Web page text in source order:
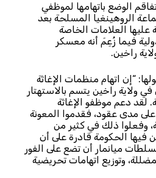
الوضع باتهامها لموظفي
الروهينغيا المسلحة بعد
عليها العلامات الخاصة
فيما زُعِمَ أنه معسكر
راخين.
“إن اتهام منظمات الإغاثة
ولاية راخين يتسم بالاستهتار
لقد دعم موظفو الإغاثة
على مدى عقود، فقدموا المعونة
وفعلوا ذلك في كثير من
فيها الحكومة قادرة على أن
ميانمار أن تضع على الفور
وتوزيع اتهامات تحريضية